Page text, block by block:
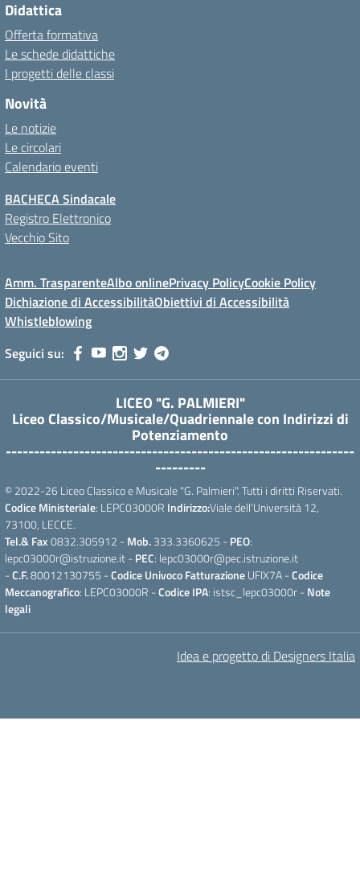
Didattica
Offerta formativa
Le schede didattiche
I progetti delle classi
Novità
Le notizie
Le circolari
Calendario eventi
BACHECA Sindacale
Registro Elettronico
Vecchio Sito
Amm. TrasparenteAlbo onlinePrivacy PolicyCookie Policy
Dichiazione di AccessibilitàObiettivi di Accessibilità
Whistleblowing
Seguici su:
LICEO "G. PALMIERI"
Liceo Classico/Musicale/Quadriennale con Indirizzi di
Potenziamento
--------------------------------------------------------------
---------
© 2022-26 Liceo Classico e Musicale "G. Palmieri". Tutti i diritti Riservati.
Codice Ministeriale: LEPC03000R Indirizzo:Viale dell'Università 12,
73100, LECCE.
Tel.& Fax0832.305912 - Mob.333.3360625 - PEO:
lepc03000r@istruzione.it - PEC: lepc03000r@pec.istruzione.it
-C.F.80012130755 -Codice Univoco FatturazioneUFIX7A -Codice
Meccanografico: LEPC03000R -Codice IPA: istsc_lepc03000r - Note
legali
Idea e progetto di Designers Italia